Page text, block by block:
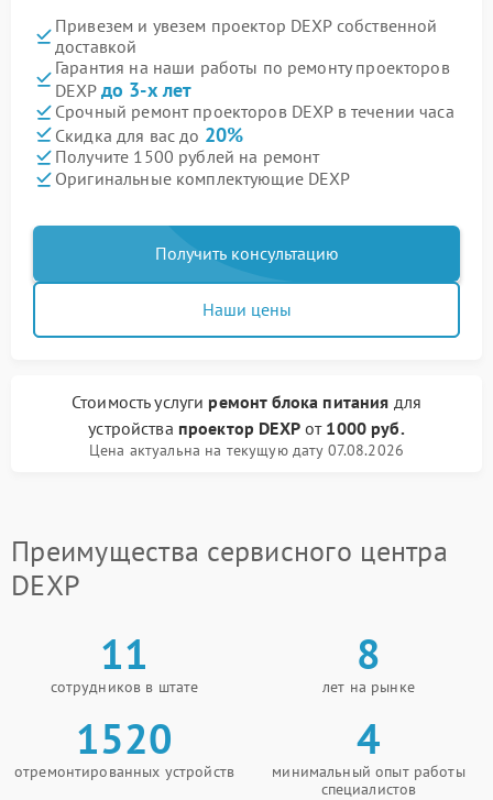
Привезем и увезем проектор DEXP собственной
доставкой
Гарантия на наши работы по ремонту проекторов
DEXP до 3-х лет
Срочный ремонт проекторов DEXP в течении часа
Скидка для вас до 20%
Получите 1500 рублей на ремонт
Оригинальные комплектующие DEXP
Получить консультацию
Наши цены
Стоимость услуги ремонт блока питания для
устройства проектор DEXPот 1000 руб.
Цена актуальна на текущую дату 07.08.2026
Преимущества сервисного центра
DEXP
11
сотрудников в штате
8
лет на рынке
1520
отремонтированных устройств
4
минимальный опыт работы
специалистов